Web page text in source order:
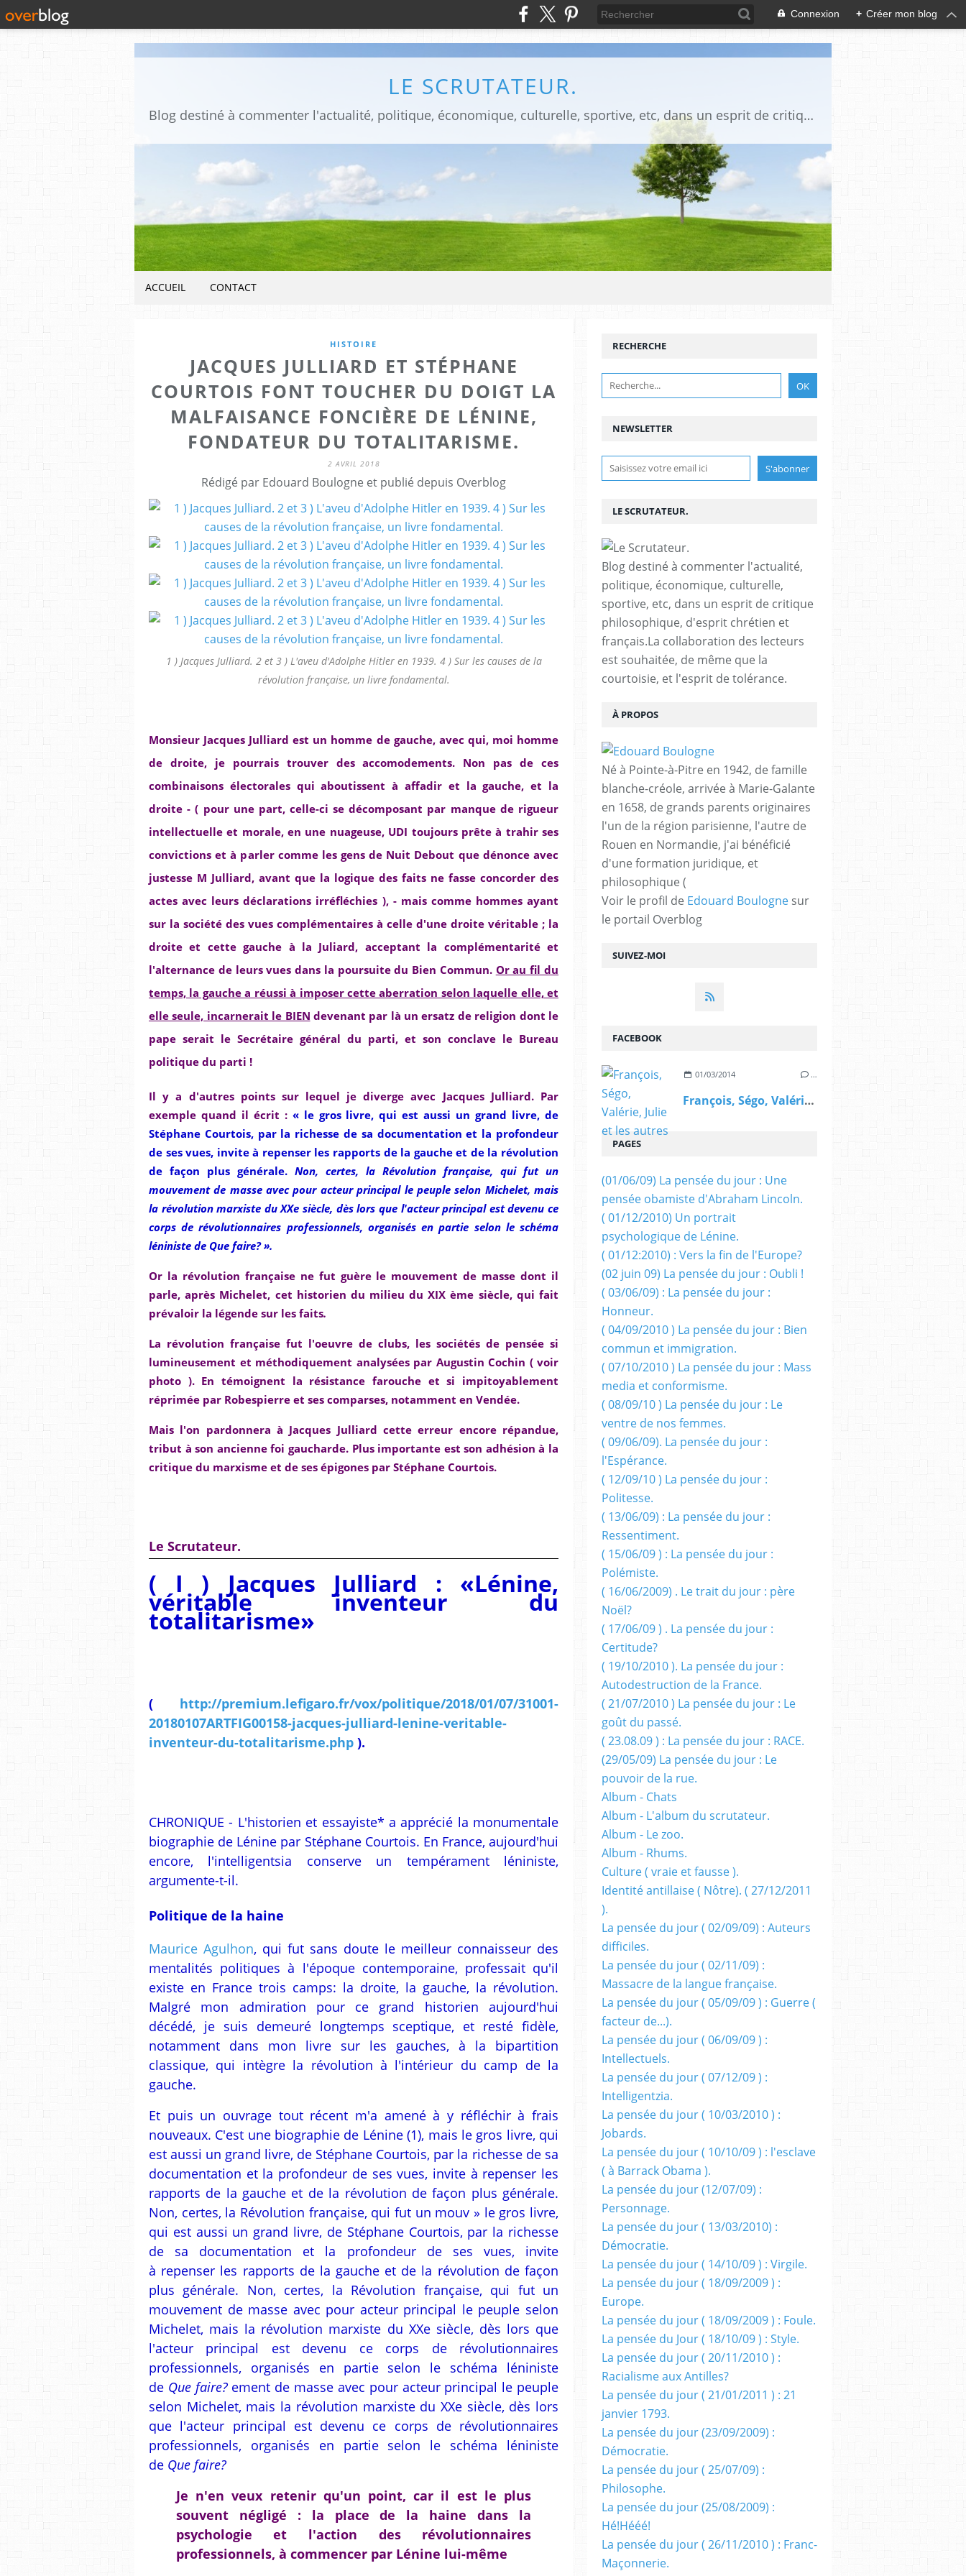
Connexion + Créer mon blog
LE SCRUTATEUR.
Blog destiné à commenter l'actualité, politique, économique, culturelle, sportive, etc, dans un esprit de critique philosophique, d'esprit chrétien et français.La collaboration des lecteurs est souhaitée, de même que la courtoisie, et l'esprit de tolérance.
ACCUEIL CONTACT
HISTOIRE
JACQUES JULLIARD ET STÉPHANE
COURTOIS FONT TOUCHER DU DOIGT LA
MALFAISANCE FONCIÈRE DE LÉNINE,
FONDATEUR DU TOTALITARISME.
2 AVRIL 2018
Rédigé par Edouard Boulogne et publié depuis Overblog
1 ) Jacques Julliard. 2 et 3 ) L'aveu d'Adolphe Hitler en 1939. 4 ) Sur les causes de la
révolution française, un livre fondamental.
Monsieur Jacques Julliard est un homme de gauche, avec qui, moi homme
de droite, je pourrais trouver des accomodements. Non pas de ces
combinaisons électorales qui aboutissent à affadir et la gauche, et la
droite - ( pour une part, celle-ci se décomposant par manque de rigueur
intellectuelle et morale, en une nuageuse, UDI toujours prête à trahir ses
convictions et à parler comme les gens de Nuit Debout que dénonce avec
justesse M Julliard, avant que la logique des faits ne fasse concorder des
actes avec leurs déclarations irréfléchies ), - mais comme hommes ayant
sur la société des vues complémentaires à celle d'une droite véritable ; la
droite et cette gauche à la Juliard, acceptant la complémentarité et
l'alternance de leurs vues dans la poursuite du Bien Commun. Or au fil du
temps, la gauche a réussi à imposer cette aberration selon laquelle elle, et
elle seule, incarnerait le BIEN devenant par là un ersatz de religion dont le
pape serait le Secrétaire général du parti, et son conclave le Bureau
politique du parti !
Il y a d'autres points sur lequel je diverge avec Jacques Julliard. Par
exemple quand il écrit : « le gros livre, qui est aussi un grand livre, de
Stéphane Courtois, par la richesse de sa documentation et la profondeur
de ses vues, invite à repenser les rapports de la gauche et de la révolution
de façon plus générale. Non, certes, la Révolution française, qui fut un
mouvement de masse avec pour acteur principal le peuple selon Michelet, mais
la révolution marxiste du XXe siècle, dès lors que l'acteur principal est devenu ce
corps de révolutionnaires professionnels, organisés en partie selon le schéma
léniniste de Que faire? ».
Or la révolution française ne fut guère le mouvement de masse dont il
parle, après Michelet, cet historien du milieu du XIX ème siècle, qui fait
prévaloir la légende sur les faits.
La révolution française fut l'oeuvre de clubs, les sociétés de pensée si
lumineusement et méthodiquement analysées par Augustin Cochin ( voir
photo ). En témoignent la résistance farouche et si impitoyablement
réprimée par Robespierre et ses comparses, notamment en Vendée.
Mais l'on pardonnera à Jacques Julliard cette erreur encore répandue,
tribut à son ancienne foi gaucharde. Plus importante est son adhésion à la
critique du marxisme et de ses épigones par Stéphane Courtois.
Le Scrutateur.
( I ) Jacques Julliard : «Lénine,
véritable inventeur du
totalitarisme»
( http://premium.lefigaro.fr/vox/politique/2018/01/07/31001-
20180107ARTFIG00158-jacques-julliard-lenine-veritable-
inventeur-du-totalitarisme.php ).
CHRONIQUE - L'historien et essayiste* a apprécié la monumentale
biographie de Lénine par Stéphane Courtois. En France, aujourd'hui
encore, l'intelligentsia conserve un tempérament léniniste,
argumente-t-il.
Politique de la haine
Maurice Agulhon, qui fut sans doute le meilleur connaisseur des
mentalités politiques à l'époque contemporaine, professait qu'il
existe en France trois camps: la droite, la gauche, la révolution.
Malgré mon admiration pour ce grand historien aujourd'hui
décédé, je suis demeuré longtemps sceptique, et resté fidèle,
notamment dans mon livre sur les gauches, à la bipartition
classique, qui intègre la révolution à l'intérieur du camp de la
gauche.
Et puis un ouvrage tout récent m'a amené à y réfléchir à frais
nouveaux. C'est une biographie de Lénine (1), mais le gros livre, qui
est aussi un grand livre, de Stéphane Courtois, par la richesse de sa
documentation et la profondeur de ses vues, invite à repenser les
rapports de la gauche et de la révolution de façon plus générale.
Non, certes, la Révolution française, qui fut un mouv » le gros livre,
qui est aussi un grand livre, de Stéphane Courtois, par la richesse
de sa documentation et la profondeur de ses vues, invite
à repenser les rapports de la gauche et de la révolution de façon
plus générale. Non, certes, la Révolution française, qui fut un
mouvement de masse avec pour acteur principal le peuple selon
Michelet, mais la révolution marxiste du XXe siècle, dès lors que
l'acteur principal est devenu ce corps de révolutionnaires
professionnels, organisés en partie selon le schéma léniniste
de Que faire?ement de masse avec pour acteur principal le peuple
selon Michelet, mais la révolution marxiste du XXe siècle, dès lors
que l'acteur principal est devenu ce corps de révolutionnaires
professionnels, organisés en partie selon le schéma léniniste
de Que faire?
Je n'en veux retenir qu'un point, car il est le plus
souvent négligé : la place de la haine dans la
psychologie et l'action des révolutionnaires
professionnels, à commencer par Lénine lui-même
NEWSLETTER
SUIVEZ-MOI
RECHERCHE
LE SCRUTATEUR.
Blog destiné à commenter l'actualité,
politique, économique, culturelle,
sportive, etc, dans un esprit de critique
philosophique, d'esprit chrétien et
français.La collaboration des lecteurs
est souhaitée, de même que la
courtoisie, et l'esprit de tolérance.
À PROPOS
Né à Pointe-à-Pitre en 1942, de famille
blanche-créole, arrivée à Marie-Galante
en 1658, de grands parents originaires
l'un de la région parisienne, l'autre de
Rouen en Normandie, j'ai bénéficié
d'une formation juridique, et
philosophique (
Voir le profil de Edouard Boulogne sur
le portail Overblog
FACEBOOK
01/03/2014 …
François, Ségo, Valérie, Julie et les autres
PAGES
(01/06/09) La pensée du jour : Une
pensée obamiste d'Abraham Lincoln.
( 01/12/2010) Un portrait
psychologique de Lénine.
( 01/12:2010) : Vers la fin de l'Europe?
(02 juin 09) La pensée du jour : Oubli !
( 03/06/09) : La pensée du jour :
Honneur.
( 04/09/2010 ) La pensée du jour : Bien
commun et immigration.
( 07/10/2010 ) La pensée du jour : Mass
media et conformisme.
( 08/09/10 ) La pensée du jour : Le
ventre de nos femmes.
( 09/06/09). La pensée du jour :
l'Espérance.
( 12/09/10 ) La pensée du jour :
Politesse.
( 13/06/09) : La pensée du jour :
Ressentiment.
( 15/06/09 ) : La pensée du jour :
Polémiste.
( 16/06/2009) . Le trait du jour : père
Noël?
( 17/06/09 ) . La pensée du jour :
Certitude?
( 19/10/2010 ). La pensée du jour :
Autodestruction de la France.
( 21/07/2010 ) La pensée du jour : Le
goût du passé.
( 23.08.09 ) : La pensée du jour : RACE.
(29/05/09) La pensée du jour : Le
pouvoir de la rue.
Album - Chats
Album - L'album du scrutateur.
Album - Le zoo.
Album - Rhums.
Culture ( vraie et fausse ).
Identité antillaise ( Nôtre). ( 27/12/2011
).
La pensée du jour ( 02/09/09) : Auteurs
difficiles.
La pensée du jour ( 02/11/09) :
Massacre de la langue française.
La pensée du jour ( 05/09/09 ) : Guerre (
facteur de...).
La pensée du jour ( 06/09/09 ) :
Intellectuels.
La pensée du jour ( 07/12/09 ) :
Intelligentzia.
La pensée du jour ( 10/03/2010 ) :
Jobards.
La pensée du jour ( 10/10/09 ) : l'esclave
( à Barrack Obama ).
La pensée du jour (12/07/09) :
Personnage.
La pensée du jour ( 13/03/2010) :
Démocratie.
La pensée du jour ( 14/10/09 ) : Virgile.
La pensée du jour ( 18/09/2009 ) :
Europe.
La pensée du jour ( 18/09/2009 ) : Foule.
La pensée du Jour ( 18/10/09 ) : Style.
La pensée du jour ( 20/11/2010 ) :
Racialisme aux Antilles?
La pensée du jour ( 21/01/2011 ) : 21
janvier 1793.
La pensée du jour (23/09/2009) :
Démocratie.
La pensée du jour ( 25/07/09) :
Philosophe.
La pensée du jour (25/08/2009) :
Hé!Hééé!
La pensée du jour ( 26/11/2010 ) : Franc-
Maçonnerie.